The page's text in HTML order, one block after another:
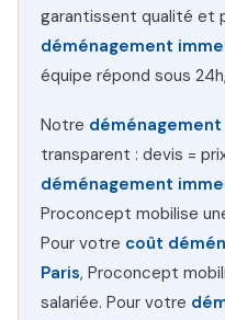
garantissent qualité et
déménagement
équipe répond sous
Notre déménagement
transparent : devis =
déménagement
Proconcept mobilise
Pour votre coût
Paris, Proconcept
salariée. Pour votre